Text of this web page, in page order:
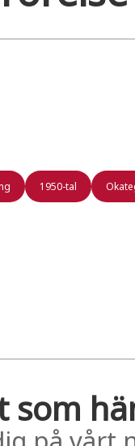
1950-tal
som